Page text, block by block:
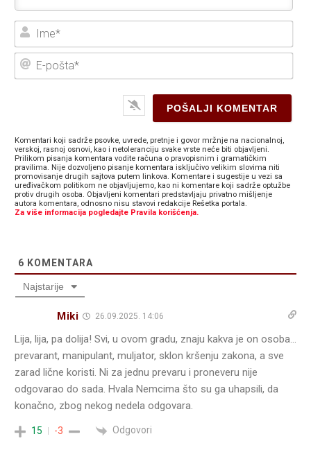
E-
Komentari koji sadrže psovke, uvrede, pretnje i govor mržnje na nacionalnoj,
verskoj, rasnoj osnovi, kao i netoleranciju svake vrste neće biti objavljeni.
Prilikom pisanja komentara vodite računa o pravopisnim i gramatičkim
pravilima. Nije dozvoljeno pisanje komentara isključivo velikim slovima niti
promovisanje drugih sajtova putem linkova. Komentare i sugestije u vezi sa
uređivačkom politikom ne objavljujemo, kao ni komentare koji sadrže optužbe
protiv drugih osoba. Objavljeni komentari predstavljaju privatno mišljenje
autora komentara, odnosno nisu stavovi redakcije Rešetka portala.
Za više informacija pogledajte Pravila korišćenja.
6 KOMENTARA
Najstarije
Miki 26.09.2025. 14:06
Lija, lija, pa dolija! Svi, u ovom gradu, znaju kakva je on osoba…
prevarant, manipulant, muljator, sklon kršenju zakona, a sve
zarad lične koristi. Ni za jednu prevaru i proneveru nije
odgovarao do sada. Hvala Nemcima što su ga uhapsili, da
konačno, zbog nekog nedela odgovara.
15 -3 Odgovori